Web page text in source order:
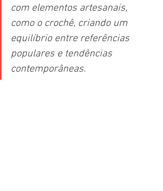
com elementos artesanais,
como o crochê, criando um
equilíbrio entre referências
populares e tendências
contemporâneas.